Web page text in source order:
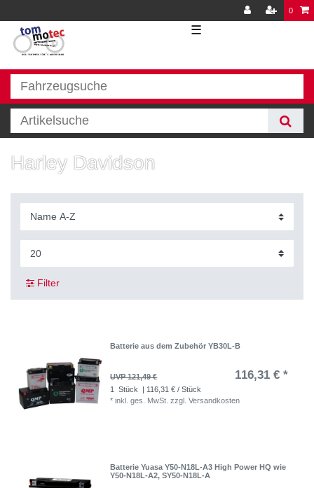
0
☰
Harley Davidson
Filter
Batterie aus dem Zubehör YB30L-B
UVP 121,49 € 116,31 € *
1 Stück
| 116,31 € / Stück
*inkl. ges. MwSt. zzgl.Versandkosten
Batterie Yuasa Y50-N18L-A3 High Power HQ wie
Y50-N18L-A2, SY50-N18L-A